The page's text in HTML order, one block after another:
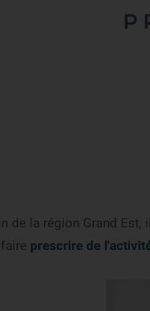
de la région Grand
prescrire de